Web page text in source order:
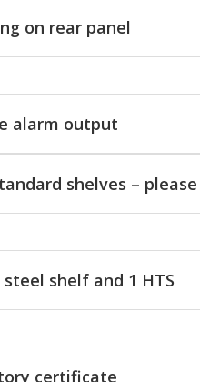
on rear panel
alarm output
shelves –
shelf and 1 HTS
certificate